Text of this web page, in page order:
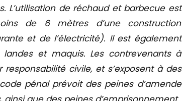
L’utilisation de réchaud et barbecue est
de 6 mètres d’une construction
et de l’électricité). Il est également
et maquis. Les contrevenants à
responsabilité civile, et s’exposent à des
pénal prévoit des peines d’amende